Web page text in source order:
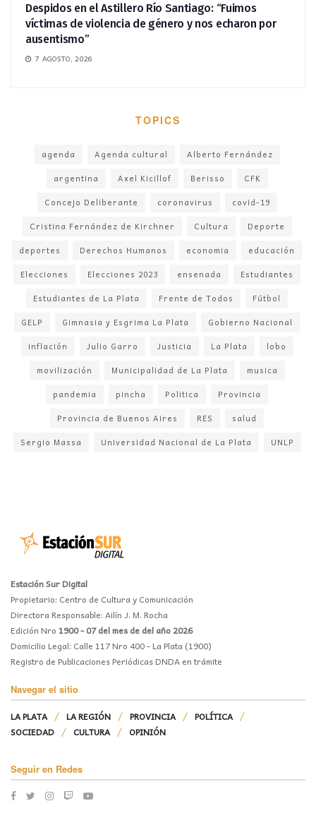
Despidos en el Astillero Río Santiago: “Fuimos
víctimas de violencia de género y nos echaron por
ausentismo”
7 AGOSTO, 2026
TOPICS
agenda Agenda cultural
Alberto Fernández
argentina
Axel Kicillof Berisso
CFK
Concejo Deliberante
coronavirus
covid-19
Cristina Fernández de Kirchner
Cultura
Deporte
deportes
Derechos Humanos economia
educación
Elecciones
Elecciones 2023 ensenada
Estudiantes
Estudiantes de La Plata
Frente de Todos
Fútbol
GELP
Gimnasia y Esgrima La Plata
Gobierno Nacional
inflación
Julio Garro Justicia La Plata
lobo
movilización
Municipalidad de La Plata
musica
pandemia
pincha Politica
Provincia
Provincia de Buenos Aires
RES
salud
Sergio Massa
Universidad Nacional de La Plata UNLP
Estación Sur Digital
Propietario: Centro de Cultura y Comunicación
Directora Responsable: Ailín J. M. Rocha
Edición Nro 1900 - 07 del mes de del año 2026
Domicilio Legal: Calle 117 Nro 400 - La Plata (1900)
Registro de Publicaciones Periódicas DNDA en trámite
Navegar el sitio
LA PLATA LA REGIÓN PROVINCIA
POLÍTICA
SOCIEDAD
CULTURA OPINIÓN
Seguir en Redes